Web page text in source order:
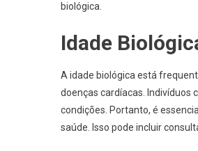
biológica.
Idade
A idade biológica está
doenças cardíacas. Indivíduos
condições. Portanto, é
saúde. Isso pode incluir